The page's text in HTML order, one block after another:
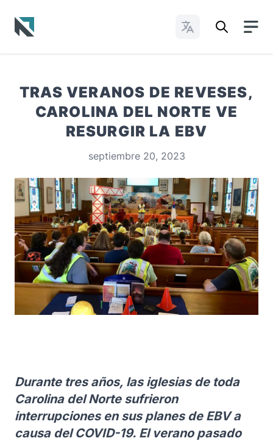
Cambiar idioma
TRAS VERANOS DE REVESES,
CAROLINA DEL NORTE VE
RESURGIR LA EBV
septiembre 20, 2023
Durante tres años, las iglesias de toda
Carolina del Norte sufrieron
interrupciones en sus planes de EBV a
causa del COVID-19. El verano pasado